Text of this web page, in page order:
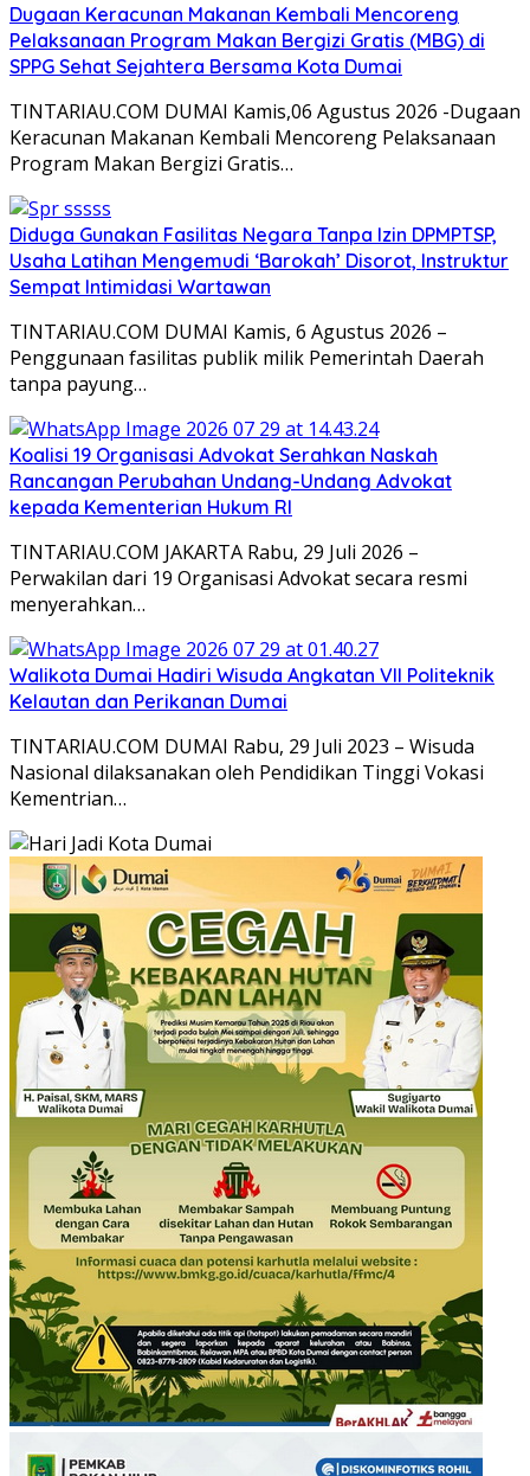
Dugaan Keracunan Makanan Kembali Mencoreng
Pelaksanaan Program Makan Bergizi Gratis (MBG) di
SPPG Sehat Sejahtera Bersama Kota Dumai
TINTARIAU.COM DUMAI Kamis,06 Agustus 2026 -Dugaan
Keracunan Makanan Kembali Mencoreng Pelaksanaan
Program Makan Bergizi Gratis…
Diduga Gunakan Fasilitas Negara Tanpa Izin DPMPTSP,
Usaha Latihan Mengemudi ‘Barokah’ Disorot, Instruktur
Sempat Intimidasi Wartawan
TINTARIAU.COM DUMAI Kamis, 6 Agustus 2026 –
Penggunaan fasilitas publik milik Pemerintah Daerah
tanpa payung…
Koalisi 19 Organisasi Advokat Serahkan Naskah
Rancangan Perubahan Undang-Undang Advokat
kepada Kementerian Hukum RI
TINTARIAU.COM JAKARTA Rabu, 29 Juli 2026 –
Perwakilan dari 19 Organisasi Advokat secara resmi
menyerahkan…
Walikota Dumai Hadiri Wisuda Angkatan VII Politeknik
Kelautan dan Perikanan Dumai
TINTARIAU.COM DUMAI Rabu, 29 Juli 2023 – Wisuda
Nasional dilaksanakan oleh Pendidikan Tinggi Vokasi
Kementrian…